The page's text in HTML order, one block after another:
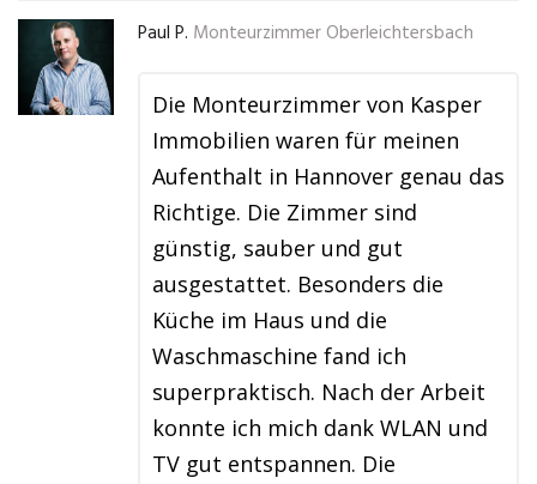
Paul P. Monteurzimmer Oberleichtersbach
Die Monteurzimmer von Kasper
Immobilien waren für meinen
Aufenthalt in Hannover genau das
Richtige. Die Zimmer sind
günstig, sauber und gut
ausgestattet. Besonders die
Küche im Haus und die
Waschmaschine fand ich
superpraktisch. Nach der Arbeit
konnte ich mich dank WLAN und
TV gut entspannen. Die